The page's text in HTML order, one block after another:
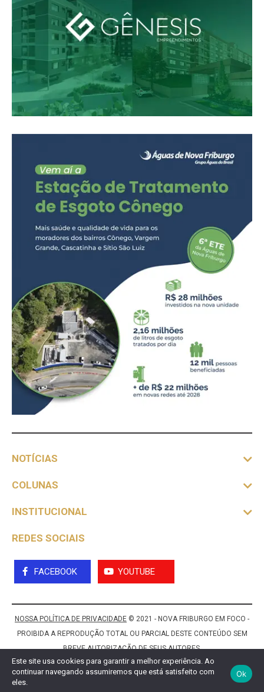
NOTÍCIAS
COLUNAS
INSTITUCIONAL
REDES SOCIAIS
FACEBOOK YOUTUBE
NOSSA POLÍTICA DE PRIVACIDADE © 2021 - NOVA FRIBURGO EM FOCO -
PROIBIDA A REPRODUÇÃO TOTAL OU PARCIAL DESTE CONTEÚDO SEM
BREVE AUTORIZAÇÃO DE SEUS AUTORES.
Este site usa cookies para garantir a melhor experiência. Ao
continuar navegando assumiremos que está satisfeito com
eles.
Ok